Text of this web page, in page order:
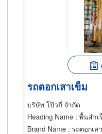
รถตอกเสาเข็ม
บริษัท โป๊วกี่ จำกัด
Heading Name : พื้นสำเร็จรูป (
Brand Name : รถตอกเส